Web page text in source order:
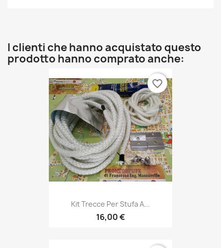
I clienti che hanno acquistato questo
prodotto hanno comprato anche:
Kit Trecce Per Stufa A...
16,00 €
favorite_border